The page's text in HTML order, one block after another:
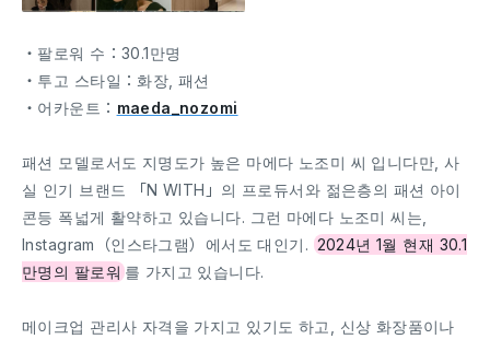
・팔로워 수：30.1만명
・투고 스타일：화장, 패션
・어카운트： maeda_nozomi
패션 모델로서도 지명도가 높은 마에다 노조미 씨 입니다만, 사
실 인기 브랜드 「N WITH」의 프로듀서와 젊은층의 패션 아이
콘등 폭넓게 활약하고 있습니다. 그런 마에다 노조미 씨는,
Instagram（인스타그램）에서도 대인기. 2024년 1월 현재 30.1
만명의 팔로워 를 가지고 있습니다.
메이크업 관리사 자격을 가지고 있기도 하고, 신상 화장품이나